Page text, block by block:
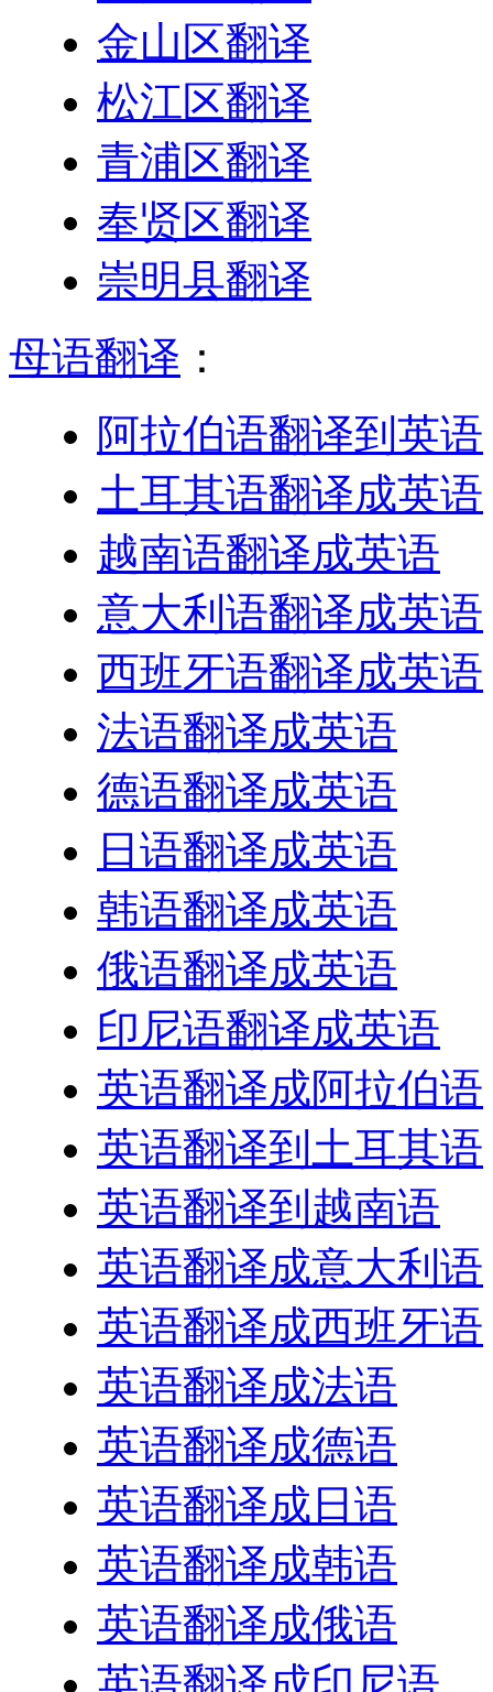
金山区翻译
松江区翻译
青浦区翻译
奉贤区翻译
崇明县翻译
母语翻译 ：
阿拉伯语翻译到英语
土耳其语翻译成英语
越南语翻译成英语
意大利语翻译成英语
西班牙语翻译成英语
法语翻译成英语
德语翻译成英语
日语翻译成英语
韩语翻译成英语
俄语翻译成英语
印尼语翻译成英语
英语翻译成阿拉伯语
英语翻译到土耳其语
英语翻译到越南语
英语翻译成意大利语
英语翻译成西班牙语
英语翻译成法语
英语翻译成德语
英语翻译成日语
英语翻译成韩语
英语翻译成俄语